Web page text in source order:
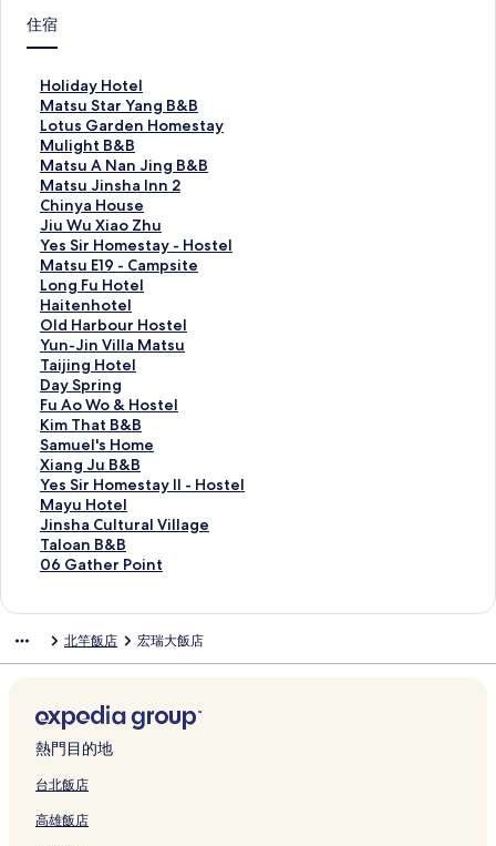
住宿
Holiday Hotel
H
o
l
i
d
a
y
H
o
t
e
l
的
連
結
Matsu Star Yang B&B
M
a
t
s
u
S
t
a
r
Y
a
n
g
B
&
B
的
連
結
Lotus Garden Homestay
L
o
t
u
s
G
a
r
d
e
n
H
o
m
e
s
t
a
y
的
連
結
Mulight B&B
M
u
l
i
g
h
t
B
&
B
的
連
結
Matsu A Nan Jing B&B
M
a
t
s
u
A
N
a
n
J
i
n
g
B
&
B
的
連
結
Matsu Jinsha Inn 2
M
a
t
s
u
J
i
n
s
h
a
I
n
n
2
的
連
結
Chinya House
C
h
i
n
y
a
H
o
u
s
e
的
連
結
Jiu Wu Xiao Zhu
J
i
u
W
u
X
i
a
o
Z
h
u
的
連
結
Yes Sir Homestay - Hostel
Y
e
s
S
i
r
H
o
m
e
s
t
a
y
-
H
o
的
Matsu E19 - Campsite
M
a
t
s
u
E
1
9
-
C
a
m
p
s
i
t
結
Long Fu Hotel
L
o
n
g
F
u
H
o
t
e
l
的
連
結
Haitenhotel
H
a
i
t
e
n
h
o
t
e
l
的
連
結
Old Harbour Hostel
O
l
d
H
a
r
b
o
u
r
H
o
s
的
連
Yun-Jin Villa Matsu
Y
u
n
-
J
i
n
V
i
l
l
a
u
結
Taijing Hotel
T
a
i
j
i
n
g
H
o
t
e
結
Day Spring
D
a
y
S
p
r
i
n
g
的
Fu Ao Wo & Hostel
F
u
A
o
W
o
&
H
o
的
Kim That B&B
K
i
m
T
h
a
t
B
連
結
Samuel's Home
S
a
m
u
e
l
'
m
e
結
Xiang Ju B&B
X
i
a
n
g
J
的
Yes Sir Homestay II - Hostel
Y
e
s
S
i
m
e
a
y
I
I
H
Mayu Hotel
M
a
y
u
l
結
Jinsha Cultural Village
J
i
n
u
u
r
a
l
i
Taloan B&B
T
a
B
的
連
結
06 Gather Point
0
h
P
o
i
n
的
北竿飯店 宏瑞大飯店
熱門目的地
台北飯店
高雄飯店